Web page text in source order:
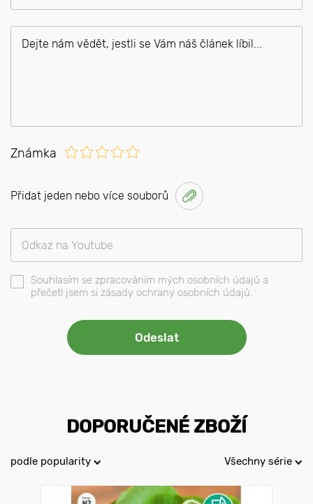
Známka
Přidat jeden nebo více souborů
Souhlasím se zpracováním mých osobních údajů a
přečetl jsem si zásady ochrany osobních údajů.
DOPORUČENÉ ZBOŽÍ
podle popularity Všechny série